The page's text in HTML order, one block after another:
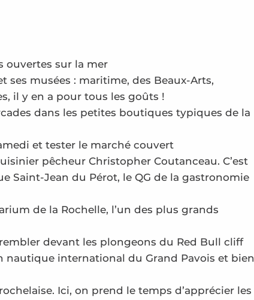
ouvertes sur la mer
ses musées : maritime, des Beaux-Arts,
il y en a pour tous les goûts !
dans les petites boutiques typiques de la
et tester le marché couvert
pêcheur Christopher Coutanceau. C’est
Saint-Jean du Pérot, le QG de la gastronomie
de la Rochelle, l’un des plus grands
devant les plongeons du Red Bull cliff
nautique international du Grand Pavois et bien
Ici, on prend le temps d’apprécier les